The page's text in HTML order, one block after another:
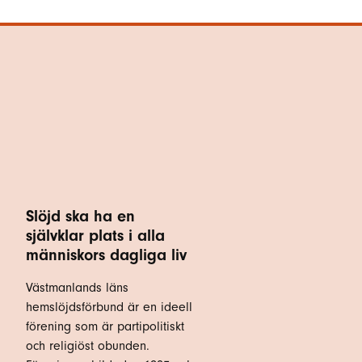
Slöjd ska ha en
självklar plats i alla
människors dagliga liv
Västmanlands läns
hemslöjdsförbund är en ideell
förening som är partipolitiskt
och religiöst obunden.